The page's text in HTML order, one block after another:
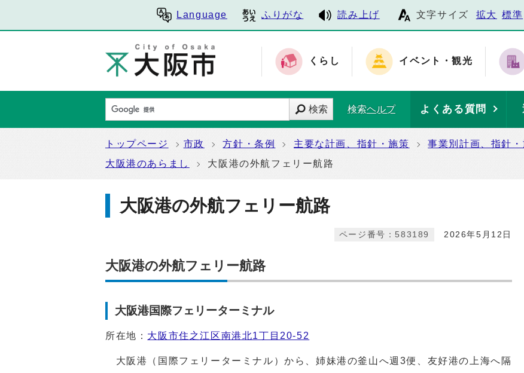
Language ふりがな 読み上げ 文字サイズ 拡大 標準
くらし イベント・観光
検索 検索ヘルプ よくある質問
トップページ 市政 方針・条例 主要な計画、指針・施策 事業別計画、指針・
大阪港のあらまし
大阪港の外航フェリー航路
大阪港の外航フェリー航路
2026年5月12日
ページ番号：583189
大阪港の外航フェリー航路
大阪港国際フェリーターミナル
所在地： 大阪市住之江区南港北1丁目20-52
大阪港（国際フェリーターミナル）から、姉妹港の釜山へ週3便、友好港の上海へ隔